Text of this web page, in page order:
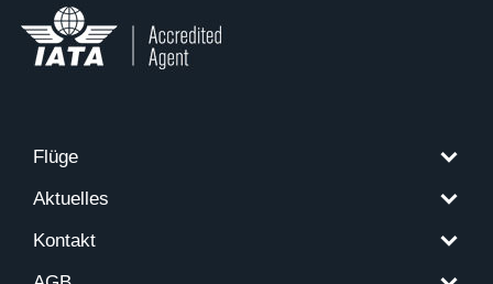
Flüge
Aktuelles
Kontakt